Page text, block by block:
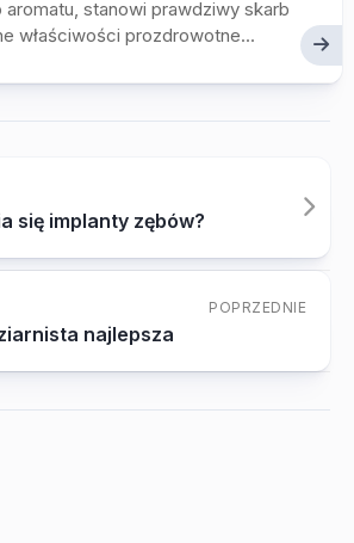
stanowi prawdziwy skarb
właściwości prozdrowotne...
się implanty zębów?
POPRZEDNIE
najlepsza